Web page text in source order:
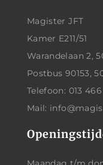
Magister JFT
Kamer E211/51
Warandelaan 2,
Postbus 90153,
Telefoon: 013
Mail: